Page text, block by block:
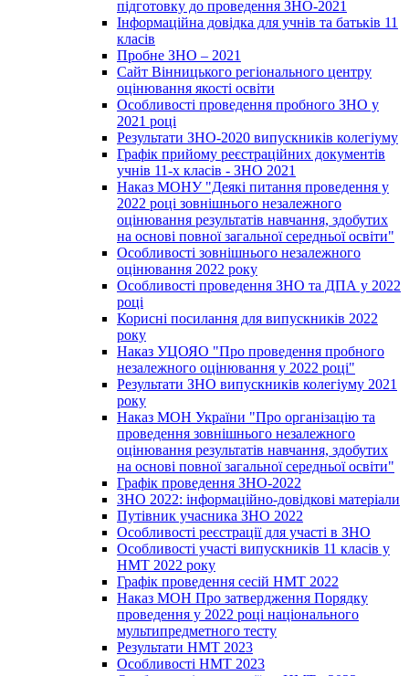
підготовку до проведення ЗНО-2021
Інформаційна довідка для учнів та батьків 11
класів
Пробне ЗНО – 2021
Сайт Вінницького регіонального центру
оцінювання якості освіти
Особливості проведення пробного ЗНО у
2021 році
Результати ЗНО-2020 випускників колегіуму
Графік прийому реєстраційних документів
учнів 11-х класів - ЗНО 2021
Наказ МОНУ "Деякі питання проведення у
2022 році зовнішнього незалежного
оцінювання результатів навчання, здобутих
на основі повної загальної середньої освіти"
Особливості зовнішнього незалежного
оцінювання 2022 року
Особливості проведення ЗНО та ДПА у 2022
році
Корисні посилання для випускників 2022
року
Наказ УЦОЯО "Про проведення пробного
незалежного оцінювання у 2022 році"
Результати ЗНО випускників колегіуму 2021
року
Наказ МОН України "Про організацію та
проведення зовнішнього незалежного
оцінювання результатів навчання, здобутих
на основі повної загальної середньої освіти"
Графік проведення ЗНО-2022
ЗНО 2022: інформаційно-довідкові матеріали
Путівник учасника ЗНО 2022
Особливості реєстрації для участі в ЗНО
Особливості участі випускників 11 класів у
НМТ 2022 року
Графік проведення сесій НМТ 2022
Наказ МОН Про затвердження Порядку
проведення у 2022 році національного
мультипредметного тесту
Результати НМТ 2023
Особливості НМТ 2023